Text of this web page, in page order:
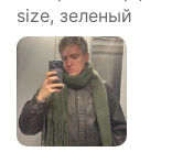
size, зеленый